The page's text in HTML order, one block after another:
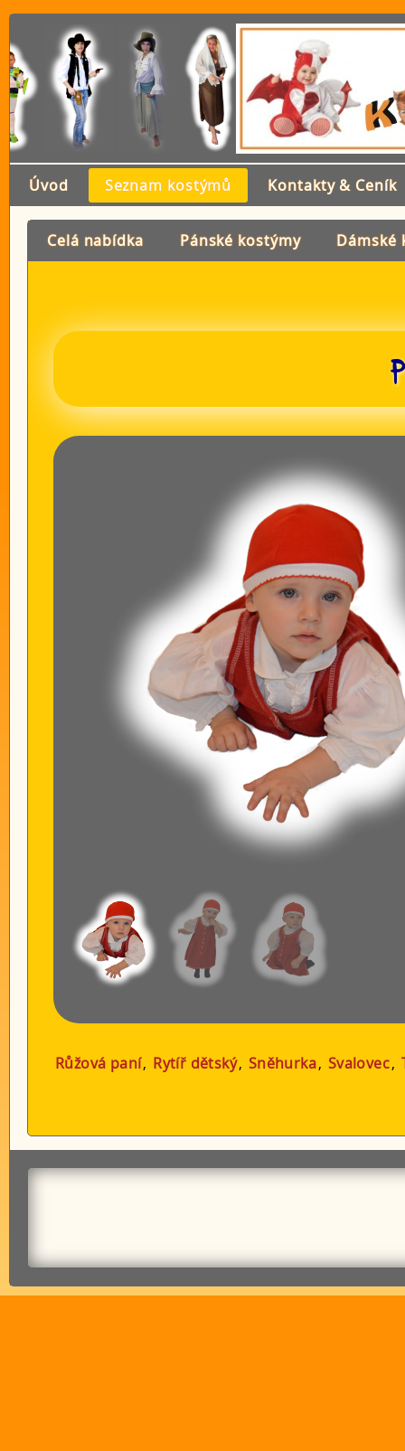
Úvod Seznam kostýmů Kontakty & Ceník
Celá nabídka Pánské kostýmy Dámské
Růžová paní, Rytíř dětský, Sněhurka, Svalovec,